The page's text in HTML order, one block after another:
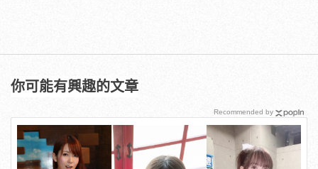
你可能有興趣的文章
Recommended by